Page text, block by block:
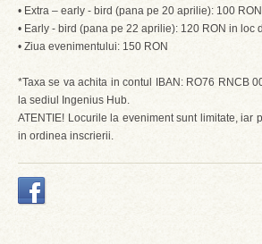
• Extra – early - bird (pana pe 20 aprilie): 100
• Early - bird (pana pe 22 aprilie): 120 RON in loc
• Ziua evenimentului: 150 RON
*Taxa se va achita in contul IBAN: RO76 RNCB
la sediul Ingenius Hub.
ATENTIE! Locurile la eveniment sunt limitate, iar
in ordinea inscrierii.